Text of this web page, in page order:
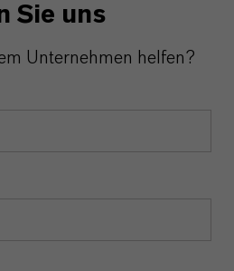
Sie uns
Unternehmen helfen?